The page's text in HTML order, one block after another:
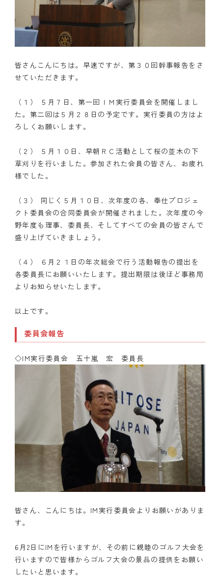
皆さんこんにちは。早速ですが、第３０回幹事報告をさ
せていただきます。
（１） ５月７日、第一回ＩＭ実行委員会を開催しまし
た。第二回は５月２８日の予定です。実行委員の方はよ
ろしくお願いします。
（２） ５月１０日、早朝ＲＣ活動として桜の並木の下
草刈りを行いました。参加された会員の皆さん、お疲れ
様でした。
（３） 同じく５月１０日、次年度の各、奉仕プロジェ
クト委員会の合同委員会が開催されました。次年度の今
野年度も理事、委員長、そしてすべての会員の皆さんで
盛り上げていきましょう。
（４） ６月２１日の年次総会で行う活動報告の提出を
各委員長にお願いいたします。提出期限は後ほど事務局
よりお知らせいたします。
以上です。
委員会報告
◇IM実行委員会 五十嵐 宏 委員長
皆さん、こんにちは。IM実行委員会よりお願いがありま
す。
6月2日にIMを行いますが、その前に親睦のゴルフ大会を
行いますので皆様からゴルフ大会の景品の提供をお願い
したいと思います。